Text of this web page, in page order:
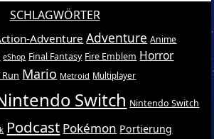
SCHLAGWÖRTER
Adventure Adventure Anime
eShop Final Fantasy Fire Emblem Horror
Run Mario Metroid Multiplayer
Switch Nintendo Switch
Podcast Pokémon Portierung